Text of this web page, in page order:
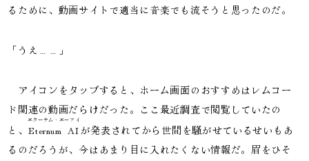
るために、動画サイトで適当に音楽でも流そうと思ったのだ。
「うえ……」
アイコンをタップすると、ホーム画面のおすすめはレムコー
ド関連の動画だらけだった。ここ最近調査で閲覧していたの
と、 Eternum AI
エターナム・エーアイ
が発表されてから世間を騒がせているせいもあ
るのだろうが、今はあまり目に入れたくない情報だ。眉をひそ